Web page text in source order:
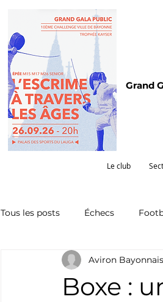
Grand
Le club
Tous les posts Échecs
Omnisports Partenariat
Boxe :
Aviron Bayonnais